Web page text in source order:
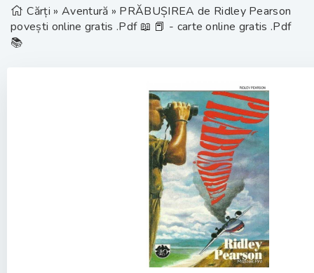
Cărți » Aventură » PRĂBUȘIREA de Ridley Pearson
povești online gratis .Pdf 📖 📕 - carte online gratis .Pdf
📚